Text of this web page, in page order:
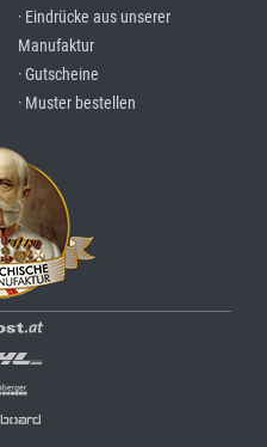
· Eindrücke aus unserer
Manufaktur
· Gutscheine
· Muster bestellen